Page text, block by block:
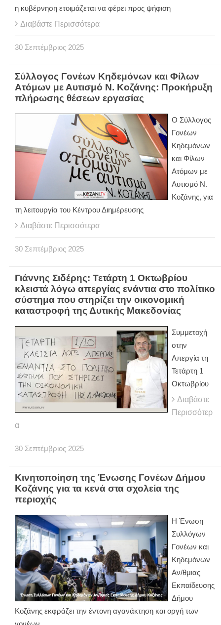
η κυβέρνηση ετοιμάζεται να φέρει προς ψήφιση
Διαβάστε Περισσότερα
30 Σεπτέμβριος 2025
Σύλλογος Γονέων Κηδεμόνων και Φίλων
Ατόμων με Αυτισμό Ν. Κοζάνης: Προκήρυξη
πλήρωσης θέσεων εργασίας
Ο Σύλλογος
Γονέων
Κηδεμόνων
και Φίλων
Ατόμων με
Αυτισμό Ν.
Κοζάνης, για
τη λειτουργία του Κέντρου Διημέρευσης
Διαβάστε Περισσότερα
30 Σεπτέμβριος 2025
Γιάννης Σιδέρης: Τετάρτη 1 Οκτωβρίου
κλειστά λόγω απεργίας ενάντια στο πολίτικο
σύστημα που στηρίζει την οικονομική
καταστροφή της Δυτικής Μακεδονίας
Συμμετοχή
στην
Απεργία τη
Τετάρτη 1
Οκτωβρίου
Διαβάστε
Περισσότερ
α
30 Σεπτέμβριος 2025
Κινητοποίηση της Ένωσης Γονέων Δήμου
Κοζάνης για τα κενά στα σχολεία της
περιοχής
Η Ένωση
Συλλόγων
Γονέων και
Κηδεμόνων
Αν/θμιας
Εκπαίδευσης
Δήμου
Κοζάνης εκφράζει την έντονη αγανάκτηση και οργή των